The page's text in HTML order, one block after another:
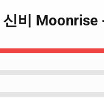
비 Moonrise